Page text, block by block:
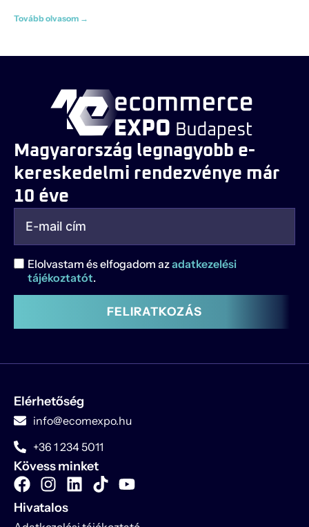
Tovább olvasom →
Magyarország legnagyobb e-
kereskedelmi rendezvénye már
10 éve
Elolvastam és elfogadom azadatkezelési
tájékoztatót.
FELIRATKOZÁS
Elérhetőség
info@ecomexpo.hu
+36 1 234 5011
Kövess minket
Hivatalos